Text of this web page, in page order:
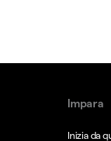
Impara
Inizia da